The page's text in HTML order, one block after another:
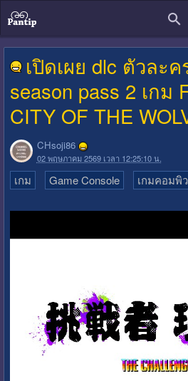
เปิดเผย dlc ตัวละ
season pass 2 เกม
CITY OF THE
CHsoji86
02 พฤษภาคม 2569 เวลา 12:25:10 น.
เกม Game Console เกมคอมพิ